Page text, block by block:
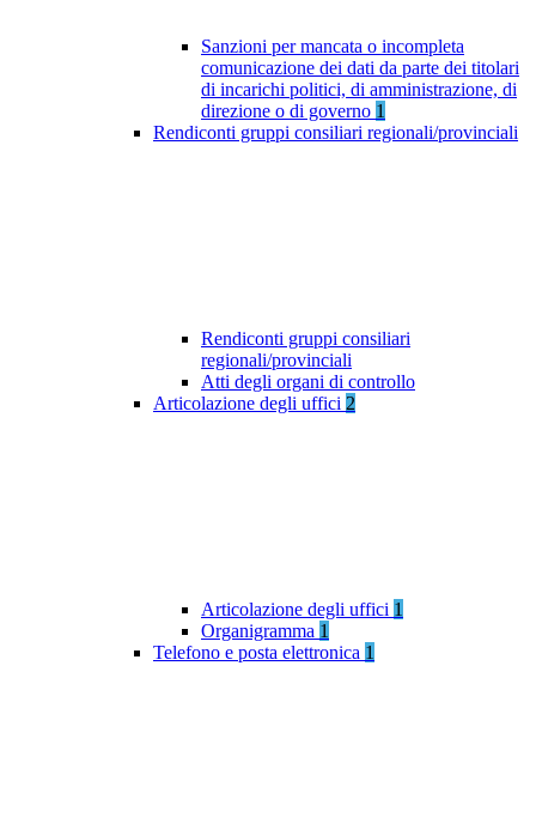
Sanzioni per mancata o incompleta
comunicazione dei dati da parte dei titolari
di incarichi politici, di amministrazione, di
direzione o di governo 1
Rendiconti gruppi consiliari regionali/provinciali
Rendiconti gruppi consiliari
regionali/provinciali
Atti degli organi di controllo
Articolazione degli uffici 2
Articolazione degli uffici 1
Organigramma 1
Telefono e posta elettronica 1